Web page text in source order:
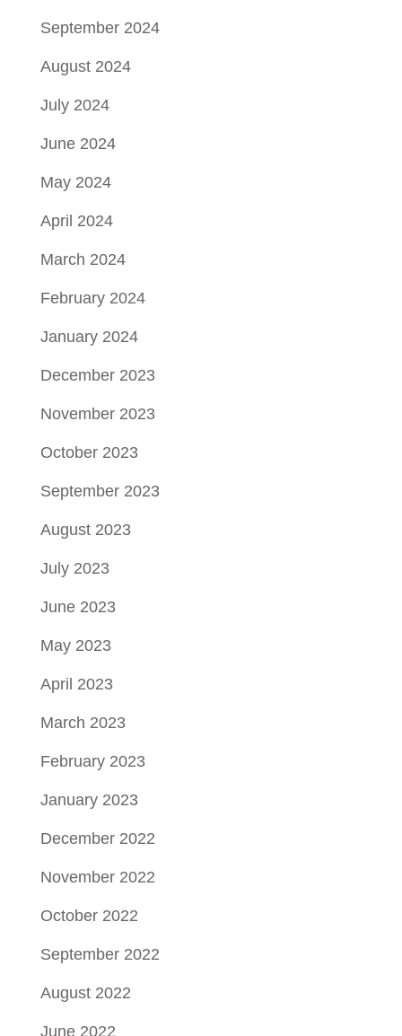
September 2024
August 2024
July 2024
June 2024
May 2024
April 2024
March 2024
February 2024
January 2024
December 2023
November 2023
October 2023
September 2023
August 2023
July 2023
June 2023
May 2023
April 2023
March 2023
February 2023
January 2023
December 2022
November 2022
October 2022
September 2022
August 2022
June 2022